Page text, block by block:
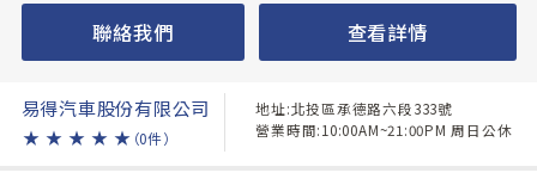
聯絡我們 查看詳情
易得汽車股份有限公司
★ ★ ★ ★ ★ （0件）
地址:北投區承德路六段333號
營業時間:10:00AM~21:00PM 周日公休